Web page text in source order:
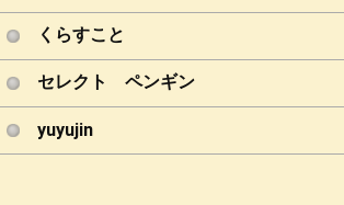
くらすこと
セレクト ペンギン
yuyujin